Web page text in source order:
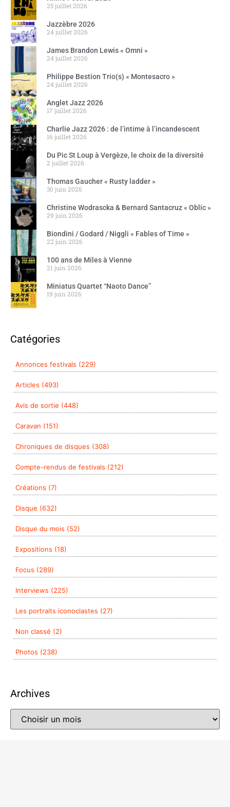
25 juillet 2026
Jazzèbre 2026
24 juillet 2026
James Brandon Lewis « Omni »
24 juillet 2026
Philippe Bestion Trio(s) « Montesacro »
24 juillet 2026
Anglet Jazz 2026
17 juillet 2026
Charlie Jazz 2026 : de l’intime à l’incandescent
16 juillet 2026
Du Pic St Loup à Vergèze, le choix de la diversité
2 juillet 2026
Thomas Gaucher « Rusty ladder »
30 juin 2026
Christine Wodrascka & Bernard Santacruz « Oblic »
29 juin 2026
Biondini / Godard / Niggli « Fables of Time »
22 juin 2026
100 ans de Miles à Vienne
21 juin 2026
Miniatus Quartet “Naoto Dance”
19 juin 2026
Catégories
Annonces festivals (229)
Articles (493)
Avis de sortie (448)
Caravan (151)
Chroniques de disques (308)
Compte-rendus de festivals (212)
Créations (7)
Disque (632)
Disque du mois (52)
Expositions (18)
Focus (289)
Interviews (225)
Les portraits iconoclastes (27)
Non classé (2)
Photos (238)
Archives